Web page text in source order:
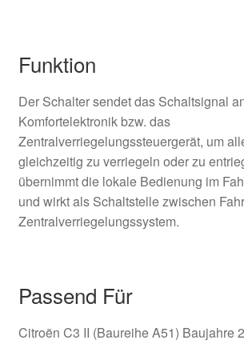
Funktion
Der Schalter sendet das Schaltsignal
Komfortelektronik bzw. das
Zentralverriegelungssteuergerät, um
gleichzeitig zu verriegeln oder zu
übernimmt die lokale Bedienung im
und wirkt als Schaltstelle zwischen
Zentralverriegelungssystem.
Passend Für
Citroën C3 II (Baureihe A51) Baujahre